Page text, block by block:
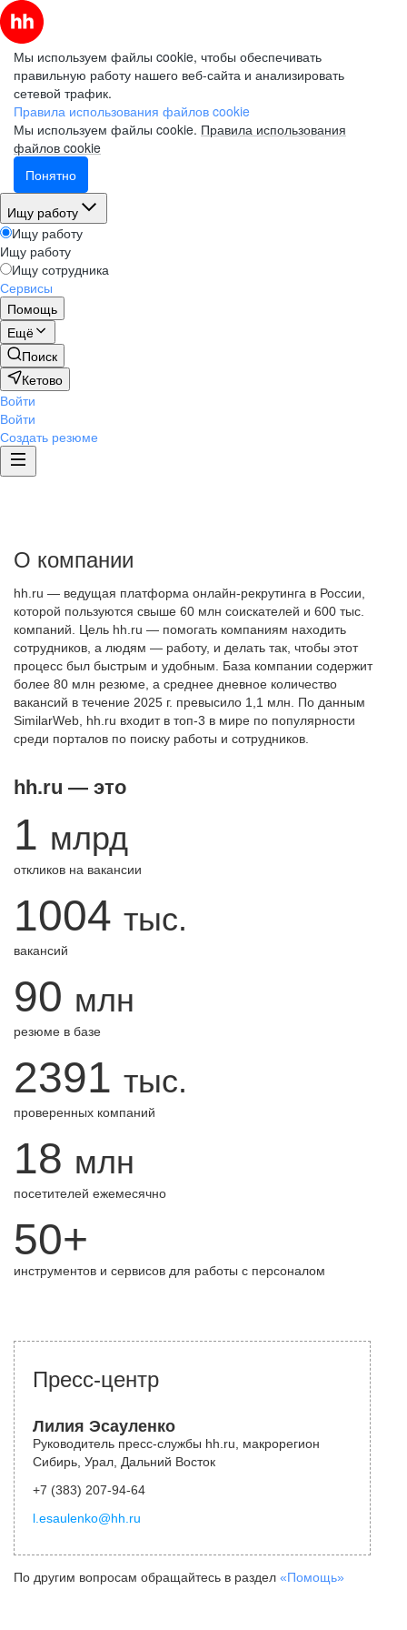
Мы используем файлы cookie, чтобы обеспечивать
правильную работу нашего веб-сайта и анализировать
сетевой трафик.
Правила использования файлов cookie
Мы используем файлы cookie. Правила использования
файлов cookie
Понятно
Ищу работу
Ищу работу
Ищу работу
Ищу сотрудника
Сервисы
Помощь
Ещё
Поиск
Кетово
Войти
Войти
Создать резюме
О компании
hh.ru — ведущая платформа онлайн-рекрутинга в России,
которой пользуются свыше 60 млн соискателей и 600 тыс.
компаний. Цель hh.ru — помогать компаниям находить
сотрудников, а людям — работу, и делать так, чтобы этот
процесс был быстрым и удобным. База компании содержит
более 80 млн резюме, а среднее дневное количество
вакансий в течение 2025 г. превысило 1,1 млн. По данным
SimilarWeb, hh.ru входит в топ-3 в мире по популярности
среди порталов по поиску работы и сотрудников.
hh.ru — это
1 млрд
откликов на вакансии
1004 тыс.
вакансий
90 млн
резюме в базе
2391 тыс.
проверенных компаний
18 млн
посетителей ежемесячно
50+
инструментов и сервисов для работы с персоналом
Пресс-центр
Лилия Эсауленко
Руководитель пресс-службы hh.ru, макрорегион
Сибирь, Урал, Дальний Восток
+7 (383) 207-94-64
l.esaulenko@hh.ru
По другим вопросам обращайтесь в раздел «Помощь»